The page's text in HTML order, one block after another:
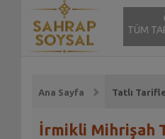
TÜM
Ana Sayfa Tatlı
İrmikli Mihrişah